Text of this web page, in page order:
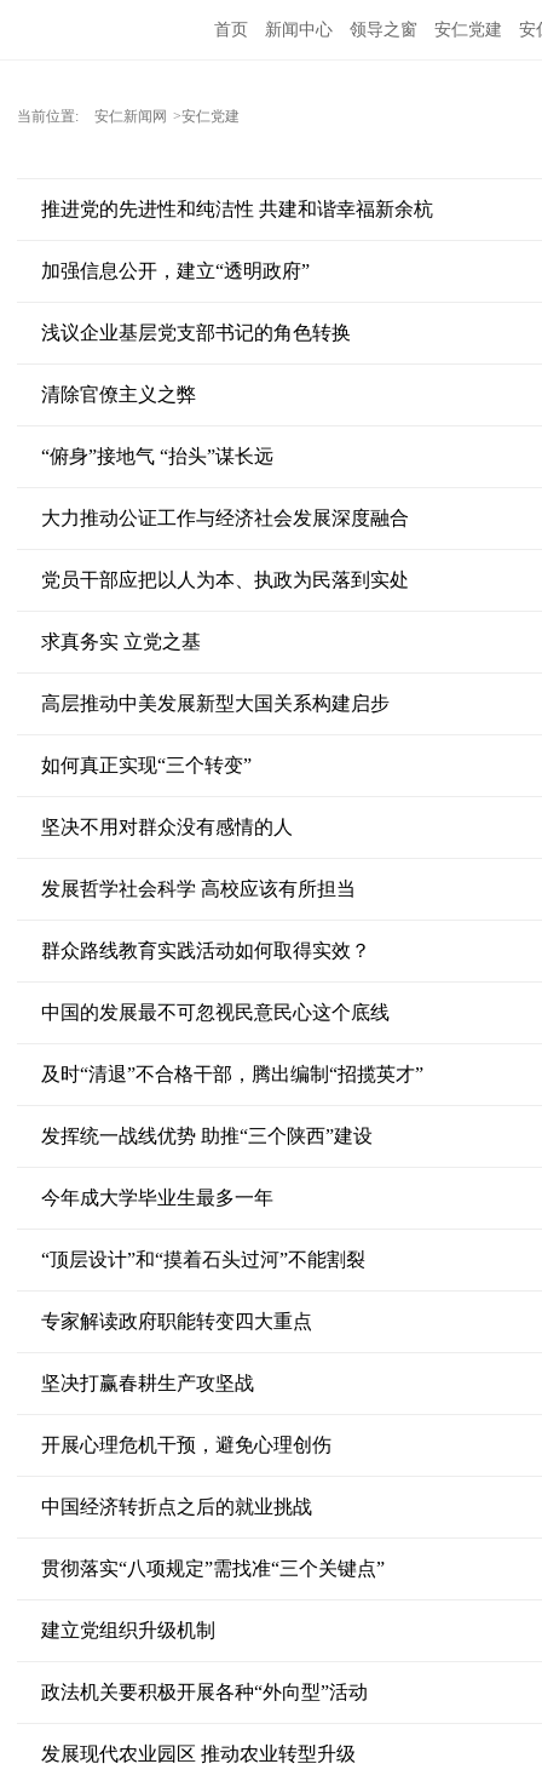
首页 新闻中心 领导之窗 安仁党建 安
当前位置: 安仁新闻网 >安仁党建
推进党的先进性和纯洁性 共建和谐幸福新余杭
加强信息公开，建立“透明政府”
浅议企业基层党支部书记的角色转换
清除官僚主义之弊
“俯身”接地气 “抬头”谋长远
大力推动公证工作与经济社会发展深度融合
党员干部应把以人为本、执政为民落到实处
求真务实 立党之基
高层推动中美发展新型大国关系构建启步
如何真正实现“三个转变”
坚决不用对群众没有感情的人
发展哲学社会科学 高校应该有所担当
群众路线教育实践活动如何取得实效？
中国的发展最不可忽视民意民心这个底线
及时“清退”不合格干部，腾出编制“招揽英才”
发挥统一战线优势 助推“三个陕西”建设
今年成大学毕业生最多一年
“顶层设计”和“摸着石头过河”不能割裂
专家解读政府职能转变四大重点
坚决打赢春耕生产攻坚战
开展心理危机干预，避免心理创伤
中国经济转折点之后的就业挑战
贯彻落实“八项规定”需找准“三个关键点”
建立党组织升级机制
政法机关要积极开展各种“外向型”活动
发展现代农业园区 推动农业转型升级